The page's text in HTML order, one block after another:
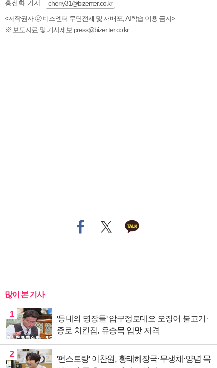
홍선화 기자
cherry31@bizenter.co.kr
<저작권자 ⓒ 비즈엔터 무단전재 및 재배포, AI학습 이용 금지>
※ 보도자료 및 기사제보 press@bizenter.co.kr
많이 본 기사
1
'동네의 명장들' 압구정로데오 오징어 불고기·
종로 치킨집, 유승목 입맛 저격
2
'편스토랑' 이찬원, 황태해장국·무생채·양념 목